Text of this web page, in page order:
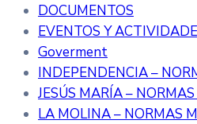
DOCUMENTOS
EVENTOS Y
Goverment
INDEPENDENCIA –
JESÚS MARÍA –
LA MOLINA – NORMAS